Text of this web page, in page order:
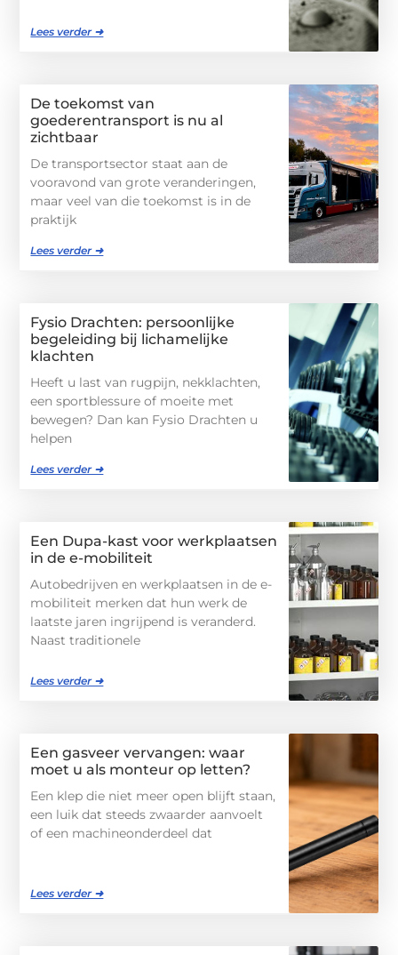
Lees verder ➜
De toekomst van
goederentransport is nu al
zichtbaar
De transportsector staat aan de
vooravond van grote veranderingen,
maar veel van die toekomst is in de
praktijk
Lees verder ➜
Fysio Drachten: persoonlijke
begeleiding bij lichamelijke
klachten
Heeft u last van rugpijn, nekklachten,
een sportblessure of moeite met
bewegen? Dan kan Fysio Drachten u
helpen
Lees verder ➜
Een Dupa-kast voor werkplaatsen
in de e-mobiliteit
Autobedrijven en werkplaatsen in de e-
mobiliteit merken dat hun werk de
laatste jaren ingrijpend is veranderd.
Naast traditionele
Lees verder ➜
Een gasveer vervangen: waar
moet u als monteur op letten?
Een klep die niet meer open blijft staan,
een luik dat steeds zwaarder aanvoelt
of een machineonderdeel dat
Lees verder ➜